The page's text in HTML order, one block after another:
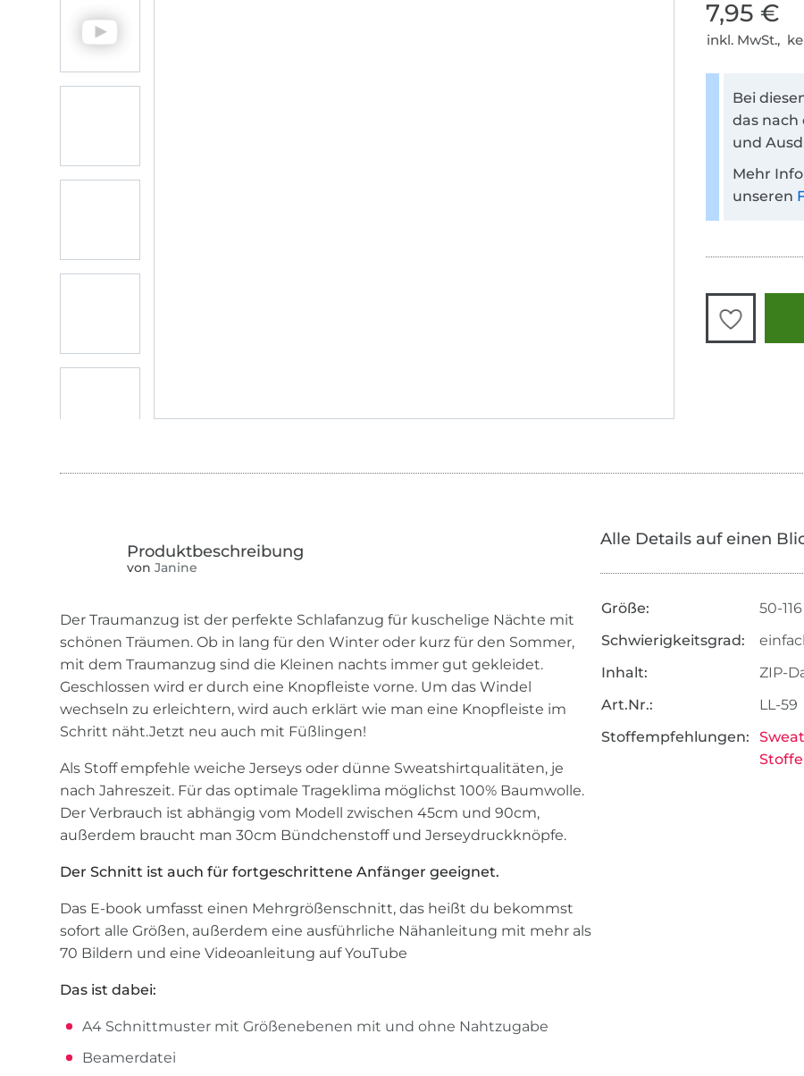
7,95 €
inkl. MwSt.,
Bei
das nach
und
Mehr
unseren
von Janine
Der Traumanzug ist der perfekte Schlafanzug für kuschelige Nächte mit
schönen Träumen. Ob in lang für den Winter oder kurz für den Sommer,
mit dem Traumanzug sind die Kleinen nachts immer gut gekleidet.
Geschlossen wird er durch eine Knopfleiste vorne. Um das Windel
wechseln zu erleichtern, wird auch erklärt wie man eine Knopfleiste im
Schritt näht.Jetzt neu auch mit Füßlingen!
Als Stoff empfehle weiche Jerseys oder dünne Sweatshirtqualitäten, je
nach Jahreszeit. Für das optimale Trageklima möglichst 100% Baumwolle.
Der Verbrauch ist abhängig vom Modell zwischen 45cm und 90cm,
außerdem braucht man 30cm Bündchenstoff und Jerseydruckknöpfe.
Der Schnitt ist auch für fortgeschrittene Anfänger geeignet.
Das E-book umfasst einen Mehrgrößenschnitt, das heißt du bekommst
sofort alle Größen, außerdem eine ausführliche Nähanleitung mit mehr als
70 Bildern und eine Videoanleitung auf YouTube
Das ist dabei:
A4 Schnittmuster mit Größenebenen mit und ohne Nahtzugabe
Beamerdatei
Alle Details auf einen
Größe:
50-116
Schwierigkeitsgrad:
Inhalt:
ZIP-
Art.Nr.:
LL-59
Stoffempfehlungen:
Stoffe